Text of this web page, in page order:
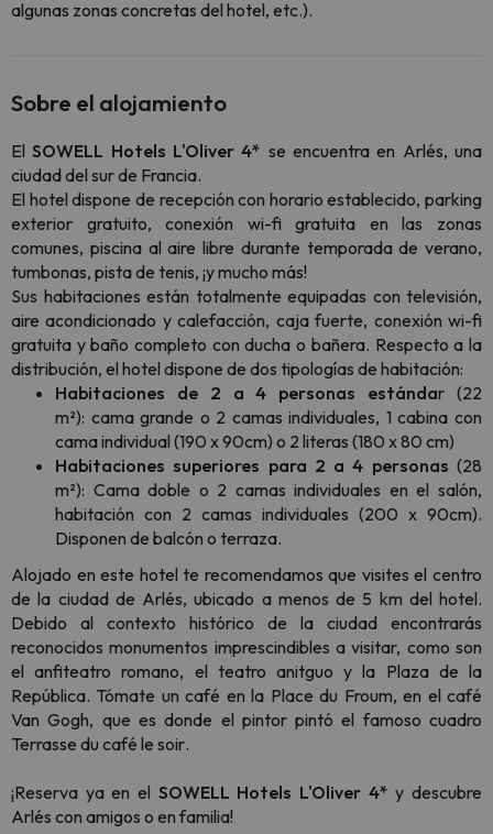
algunas zonas concretas del hotel, etc.).
Sobre el alojamiento
ElSOWELL Hotels L'Oliver 4* se encuentra en Arlés, una
ciudad del sur de Francia.
El hotel dispone de recepción con horario establecido, parking
exterior gratuito, conexión wi-fi gratuita en las zonas
comunes, piscina al aire libre durante temporada de verano,
tumbonas, pista de tenis, ¡y mucho más!
Sus habitaciones están totalmente equipadas con televisión,
aire acondicionado y calefacción, caja fuerte, conexión wi-fi
gratuita y baño completo con ducha o bañera. Respecto a la
distribución, el hotel dispone de dos tipologías de habitación:
Habitaciones de 2 a 4 personas estándar (22
m²): cama grande o 2 camas individuales, 1 cabina con
cama individual (190 x 90cm) o 2 literas (180 x 80 cm)
Habitaciones superiores para 2 a 4 personas (28
m²): Cama doble o 2 camas individuales en el salón,
habitación con 2 camas individuales (200 x 90cm).
Disponen de balcón o terraza.
Alojado en este hotel te recomendamos que visites el centro
de la ciudad de Arlés, ubicado a menos de 5 km del hotel.
Debido al contexto histórico de la ciudad encontrarás
reconocidos monumentos imprescindibles a visitar, como son
el anfiteatro romano, el teatro anitguo y la Plaza de la
República. Tómate un café en la Place du Froum, en el café
Van Gogh, que es donde el pintor pintó el famoso cuadro
Terrasse du café le soir.
¡Reserva ya en el SOWELL Hotels L'Oliver 4*y descubre
Arlés con amigos o en familia!